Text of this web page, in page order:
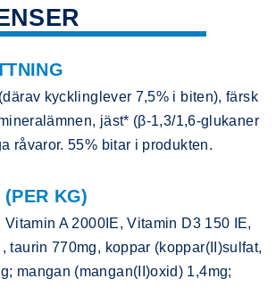
kycklinglever 7,5% i biten), färsk
jäst* (β-1,3/1,6-glukaner
råvaror. 55% bitar i produkten.
KG)
A 2000IE, Vitamin D3 150 IE,
taurin 770mg, koppar (koppar(II)sulfat,
mangan (mangan(II)oxid) 1,4mg;